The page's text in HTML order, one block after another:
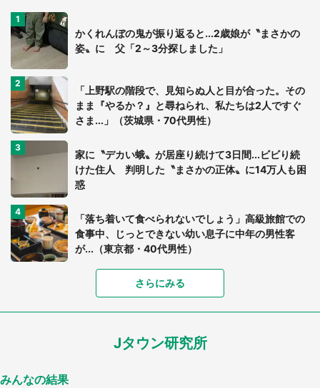
かくれんぼの鬼が振り返ると...2歳娘が〝まさかの
姿〟に 父「2～3分探しました」
「上野駅の階段で、見知らぬ人と目が合った。その
まま『やるか？』と尋ねられ、私たちは2人ですぐ
さま...」（茨城県・70代男性）
家に〝デカい蛾〟が居座り続けて3日間...ビビり続
けた住人 判明した〝まさかの正体〟に14万人も困
惑
「落ち着いて食べられないでしょう」高級旅館での
食事中、じっとできない幼い息子に中年の男性客
が...（東京都・40代男性）
「富豪すぎ」1歳息子の〝店頭駄々こね〟の内容に1.
7万人驚がく 「お菓子売り場ならまだしも...」「ハ
ードル高い」
「閉所恐怖症の私は新幹線で大パニック。隣席の青
さらにみる
Jタウン研究所
みんなの結果